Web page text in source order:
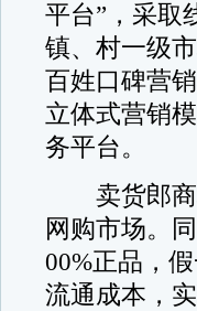
平台”，采取
镇、村一级
百姓口碑营
立体式营销
务平台。
卖货郎商
网购市场。
00%正品，
流通成本，